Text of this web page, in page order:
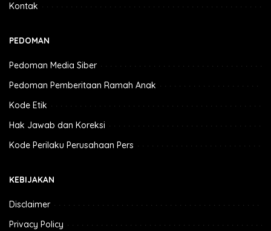
Kontak
PEDOMAN
Pedoman Media Siber
Pedoman Pemberitaan Ramah Anak
Kode Etik
Hak Jawab dan Koreksi
Kode Perilaku Perusahaan Pers
KEBIJAKAN
Disclaimer
Privacy Policy